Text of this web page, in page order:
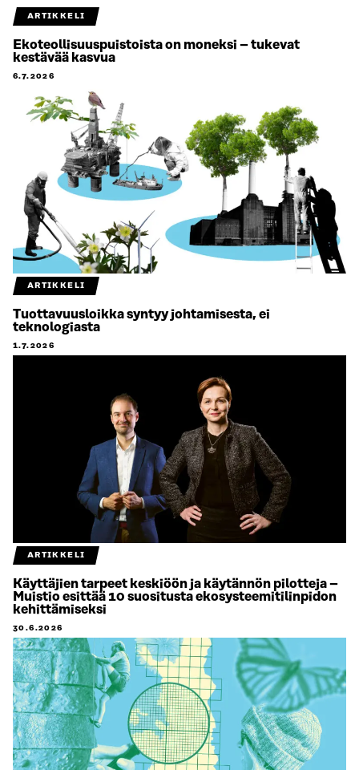
ARTIKKELI
Ekoteollisuuspuistoista on moneksi – tukevat
kestävää kasvua
6.7.2026
ARTIKKELI
Tuottavuusloikka syntyy johtamisesta, ei
teknologiasta
1.7.2026
ARTIKKELI
Käyttäjien tarpeet keskiöön ja käytännön pilotteja –
Muistio esittää 10 suositusta ekosysteemitilinpidon
kehittämiseksi
30.6.2026